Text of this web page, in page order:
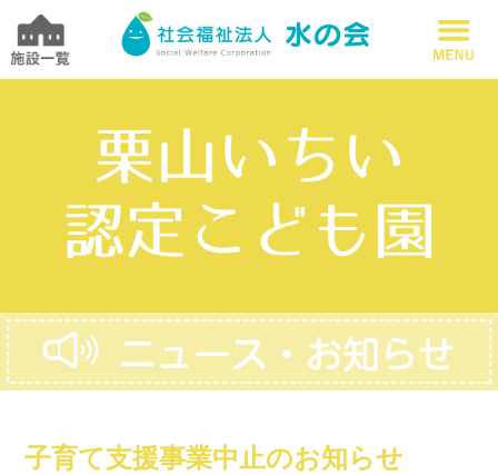
子育て支援事業中止のお知らせ